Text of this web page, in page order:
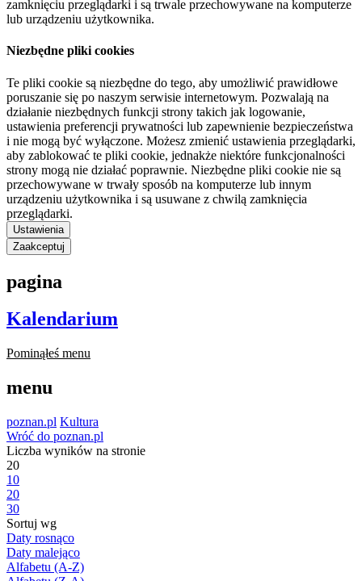
zamknięciu przeglądarki i są trwale przechowywane na komputerze
lub urządzeniu użytkownika.
Niezbędne pliki cookies
Te pliki cookie są niezbędne do tego, aby umożliwić prawidłowe
poruszanie się po naszym serwisie internetowym. Pozwalają na
działanie niezbędnych funkcji strony takich jak logowanie,
ustawienia preferencji prywatności lub zapewnienie bezpieczeństwa
i nie mogą być wyłączone. Możesz zmienić ustawienia przeglądarki,
aby zablokować te pliki cookie, jednakże niektóre funkcjonalności
strony mogą nie działać poprawnie. Niezbędne pliki cookie nie są
przechowywane w trwały sposób na komputerze lub innym
urządzeniu użytkownika i są usuwane z chwilą zamknięcia
przeglądarki.
Ustawienia
Zaakceptuj
pagina
Kalendarium
Pominąłeś menu
menu
poznan.pl Kultura
Wróć do poznan.pl
Liczba wyników na stronie
20
10
20
30
Sortuj wg
Daty rosnąco
Daty malejąco
Alfabetu (A-Z)